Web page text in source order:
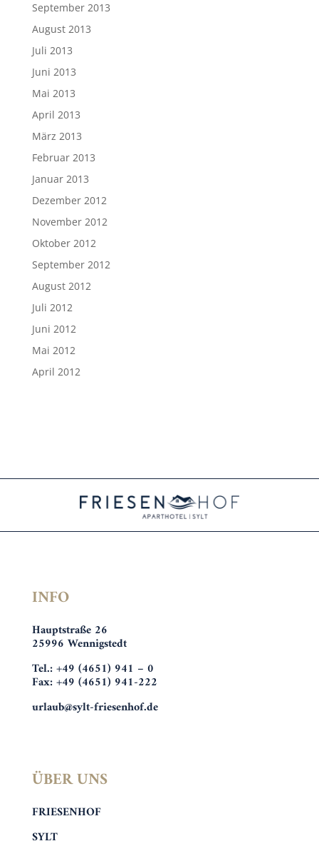
September 2013
August 2013
Juli 2013
Juni 2013
Mai 2013
April 2013
März 2013
Februar 2013
Januar 2013
Dezember 2012
November 2012
Oktober 2012
September 2012
August 2012
Juli 2012
Juni 2012
Mai 2012
April 2012
INFO
Hauptstraße 26
25996 Wennigstedt
Tel.: +49 (4651) 941 – 0
Fax: +49 (4651) 941-222
urlaub@sylt-friesenhof.de
ÜBER UNS
FRIESENHOF
SYLT